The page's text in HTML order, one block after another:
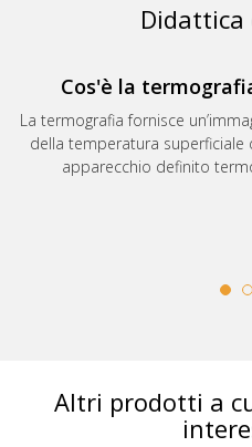
Cos'è la
La termografia fornisce
della temperatura superficiale
apparecchio definito
Altri prodotti a